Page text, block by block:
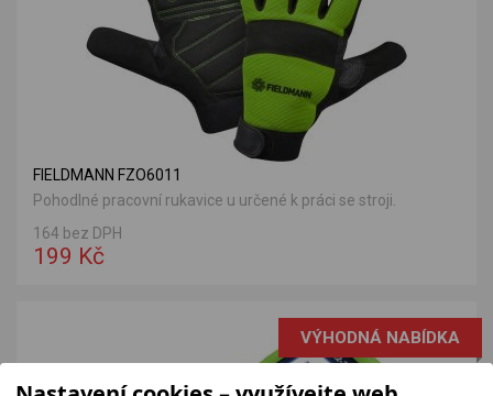
FIELDMANN FZO6011
Pohodlné pracovní rukavice u určené k práci se stroji.
164 bez DPH
199 Kč
VÝHODNÁ NABÍDKA